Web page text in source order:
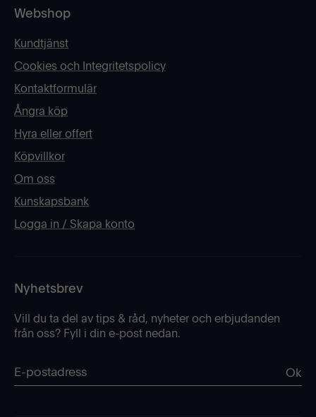
Webshop
Kundtjänst
Cookies och Integritetspolicy
Kontaktformulär
Ångra köp
Hyra eller offert
Köpvillkor
Om oss
Kunskapsbank
Logga in / Skapa konto
Nyhetsbrev
Vill du ta del av tips & råd, nyheter och erbjudanden
från oss? Fyll i din e-post nedan.
Ok